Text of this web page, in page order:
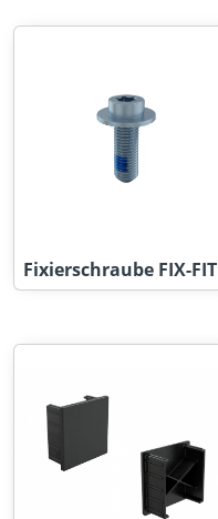
Fixierschraube FIX-FIT